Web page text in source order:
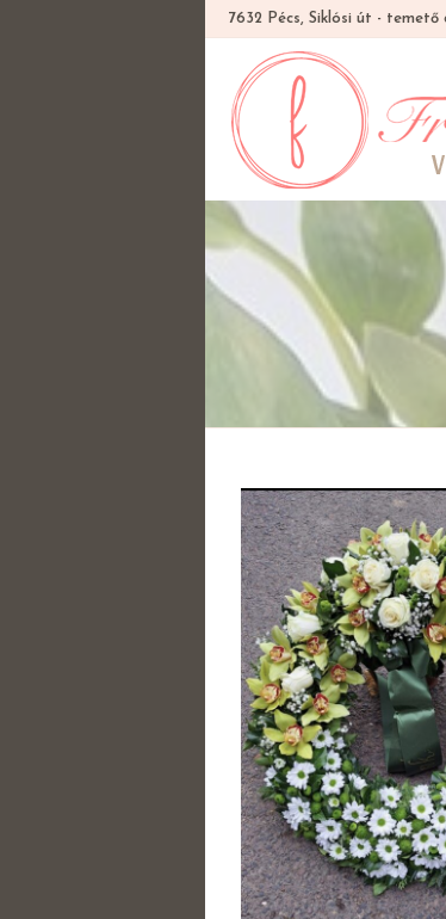
7632 Pécs, Siklósi út -